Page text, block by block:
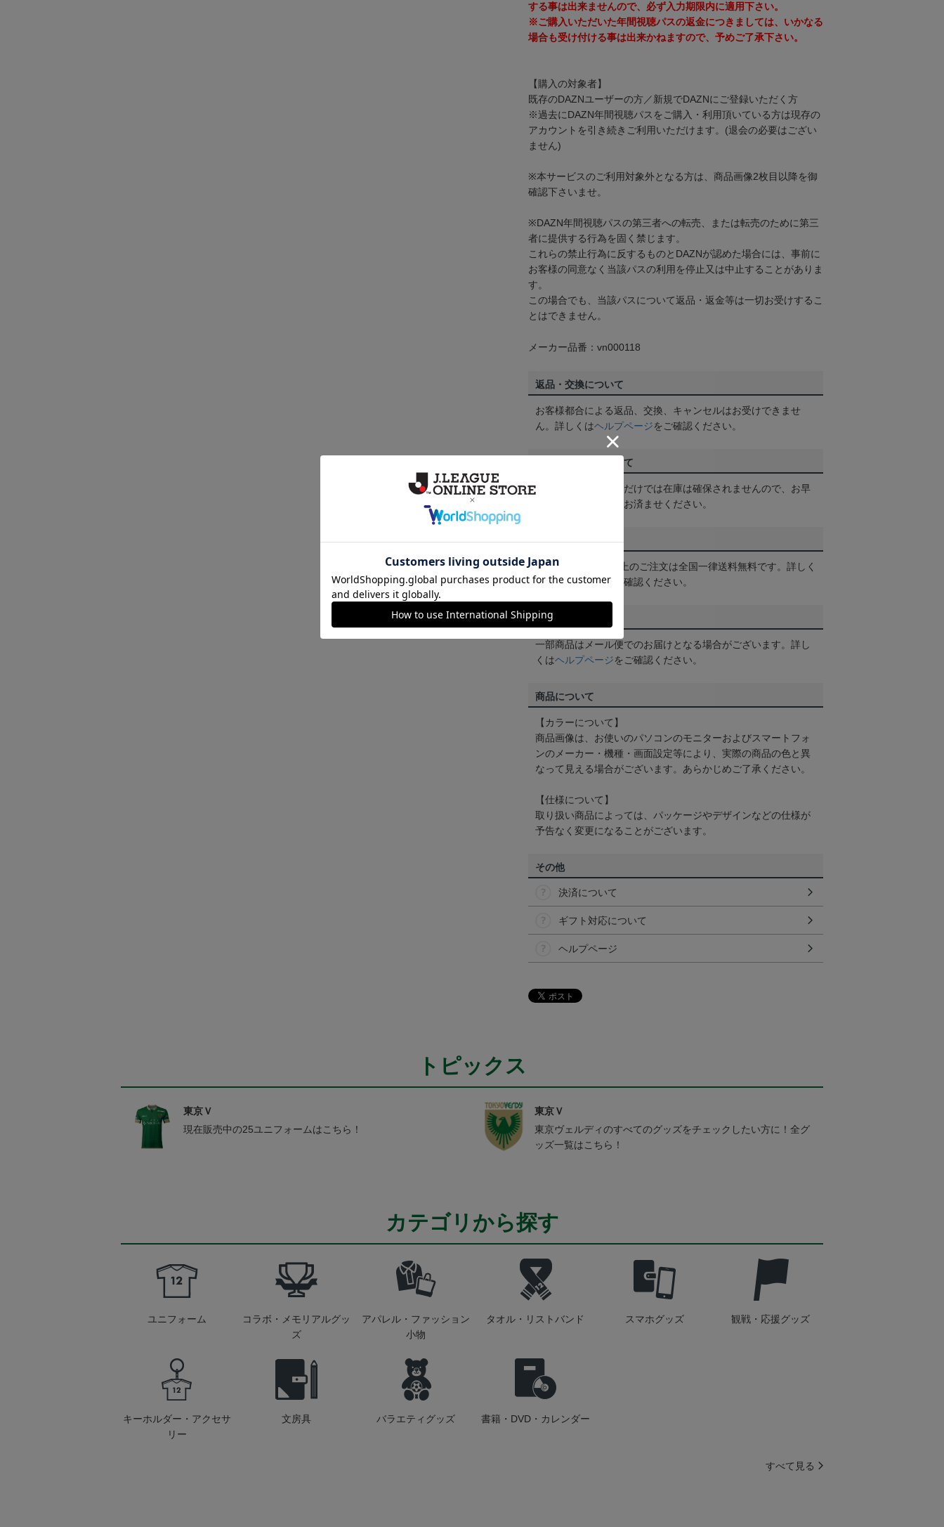
する事は出来ませんので、必ず入力期限内に適用下さい。
※ご購入いただいた年間視聴パスの返金につきましては、いかなる
場合も受け付ける事は出来かねますので、予めご了承下さい。
【購入の対象者】
既存のDAZNユーザーの方／新規でDAZNにご登録いただく方
※過去にDAZN年間視聴パスをご購入・利用頂いている方は現存の
アカウントを引き続きご利用いただけます。(退会の必要はござい
ません)
※本サービスのご利用対象外となる方は、商品画像2枚目以降を御
確認下さいませ。
※DAZN年間視聴パスの第三者への転売、または転売のために第三
者に提供する行為を固く禁じます。
これらの禁止行為に反するものとDAZNが認めた場合には、事前に
お客様の同意なく当該パスの利用を停止又は中止することがありま
す。
この場合でも、当該パスについて返品・返金等は一切お受けするこ
とはできません。
メーカー品番：vn000118
返品・交換について
お客様都合による返品、交換、キャンセルはお受けできませ
ん。詳しくはヘルプページをご確認ください。
ご注文の確定について
買い物かごに入れるだけでは在庫は確保されませんので、お早
めにご購入手続きをお済ませください。
送料について
3,980円（税込）以上のご注文は全国一律送料無料です。詳しく
はヘルプページをご確認ください。
配送方法について
一部商品はメール便でのお届けとなる場合がございます。詳し
くはヘルプページをご確認ください。
商品について
【カラーについて】
商品画像は、お使いのパソコンのモニターおよびスマートフォ
ンのメーカー・機種・画面設定等により、実際の商品の色と異
なって見える場合がございます。あらかじめご了承ください。
【仕様について】
取り扱い商品によっては、パッケージやデザインなどの仕様が
予告なく変更になることがございます。
その他
決済について
ギフト対応について
ヘルプページ
トピックス
東京Ｖ
現在販売中の25ユニフォームはこちら！
東京Ｖ
東京ヴェルディのすべてのグッズをチェックしたい方に！全グ
ッズ一覧はこちら！
カテゴリから探す
ユニフォーム
コラボ・メモリアルグッ
ズ
アパレル・ファッション
小物
タオル・リストバンド スマホグッズ 観戦・応援グッズ
キーホルダー・アクセサ
リー
文房具 バラエティグッズ 書籍・DVD・カレンダー
すべて見る